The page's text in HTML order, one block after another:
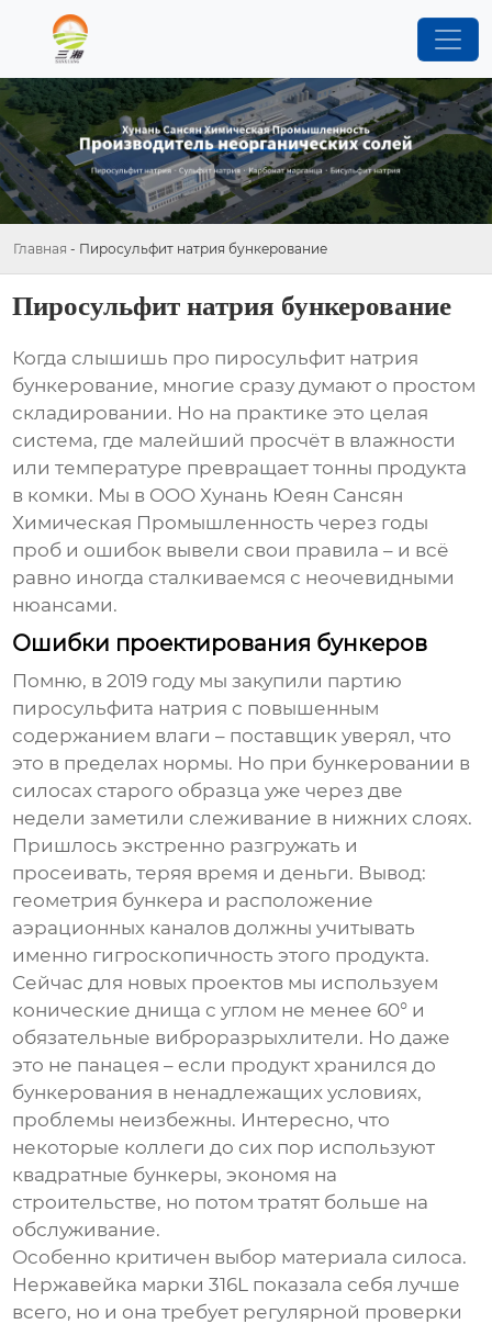
Главная - Пиросульфит натрия бункерование
Пиросульфит натрия бункерование
Когда слышишь про пиросульфит натрия
бункерование, многие сразу думают о простом
складировании. Но на практике это целая
система, где малейший просчёт в влажности
или температуре превращает тонны продукта
в комки. Мы в OOO Хунань Юеян Сансян
Химическая Промышленность через годы
проб и ошибок вывели свои правила – и всё
равно иногда сталкиваемся с неочевидными
нюансами.
Ошибки проектирования бункеров
Помню, в 2019 году мы закупили партию
пиросульфита натрия с повышенным
содержанием влаги – поставщик уверял, что
это в пределах нормы. Но при бункеровании в
силосах старого образца уже через две
недели заметили слеживание в нижних слоях.
Пришлось экстренно разгружать и
просеивать, теряя время и деньги. Вывод:
геометрия бункера и расположение
аэрационных каналов должны учитывать
именно гигроскопичность этого продукта.
Сейчас для новых проектов мы используем
конические днища с углом не менее 60° и
обязательные виброразрыхлители. Но даже
это не панацея – если продукт хранился до
бункерования в ненадлежащих условиях,
проблемы неизбежны. Интересно, что
некоторые коллеги до сих пор используют
квадратные бункеры, экономя на
строительстве, но потом тратят больше на
обслуживание.
Особенно критичен выбор материала силоса.
Нержавейка марки 316L показала себя лучше
всего, но и она требует регулярной проверки